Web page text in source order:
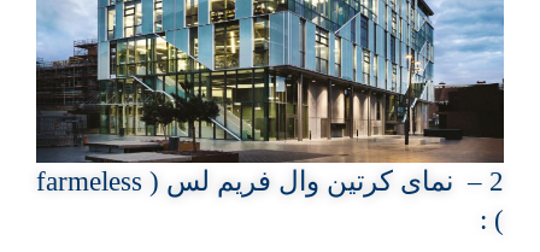
2 – نمای کرتین وال فریم لس ( farmeless
) :